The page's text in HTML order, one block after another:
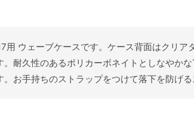
用 ウェーブケースです。ケース背面はクリ
耐久性のあるポリカーボネイトとしなやか
お手持ちのストラップをつけて落下を防げる